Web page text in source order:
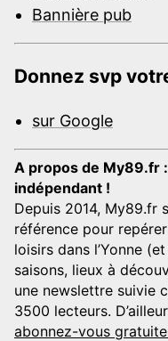
Bannière pub
Donnez svp
sur Google
A propos de My89.fr
indépendant !
Depuis 2014, My89.fr
référence pour
loisirs dans l’Yonne
saisons, lieux à
une newslettre suivie
3500 lecteurs.
abonnez-vous